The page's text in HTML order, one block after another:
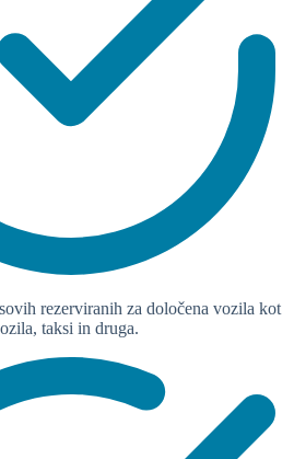
rezerviranih za določena vozila kot
taksi in druga.